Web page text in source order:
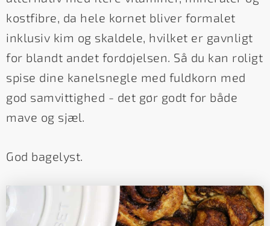
kostfibre, da hele kornet bliver formalet
inklusiv kim og skaldele, hvilket er gavnligt
for blandt andet fordøjelsen. Så du kan roligt
spise dine kanelsnegle med fuldkorn med
god samvittighed - det gør godt for både
mave og sjæl.
God bagelyst.